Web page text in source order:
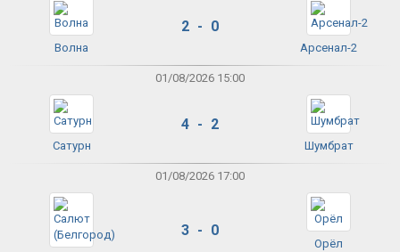
Волна
2 - 0
Арсенал-2
01/08/2026 15:00
Сатурн
4 - 2
Шумбрат
01/08/2026 17:00
3 - 0
Орёл